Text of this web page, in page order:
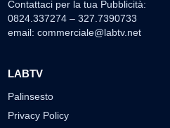
Contattaci per la tua Pubblicità:
0824.337274 – 327.7390733
email: commerciale@labtv.net
LABTV
Palinsesto
Privacy Policy